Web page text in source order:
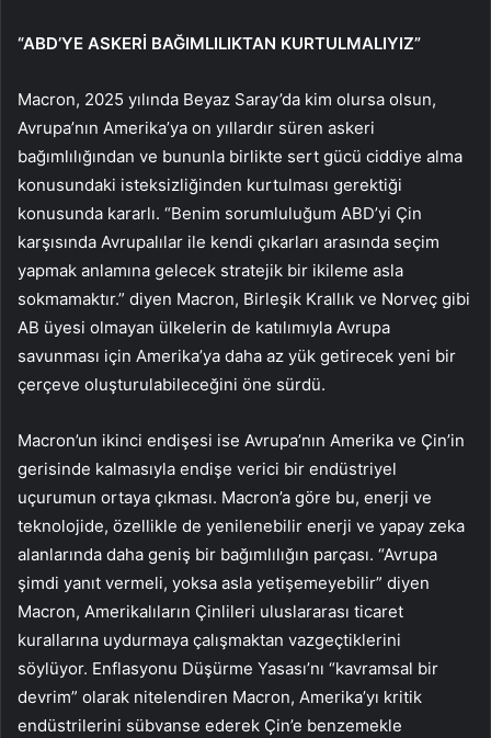
“ABD’YE ASKERİ BAĞIMLILIKTAN KURTULMALIYIZ”
Macron, 2025 yılında Beyaz Saray’da kim olursa olsun,
Avrupa’nın Amerika’ya on yıllardır süren askeri
bağımlılığından ve bununla birlikte sert gücü ciddiye alma
konusundaki isteksizliğinden kurtulması gerektiği
konusunda kararlı. “Benim sorumluluğum ABD’yi Çin
karşısında Avrupalılar ile kendi çıkarları arasında seçim
yapmak anlamına gelecek stratejik bir ikileme asla
sokmamaktır.” diyen Macron, Birleşik Krallık ve Norveç gibi
AB üyesi olmayan ülkelerin de katılımıyla Avrupa
savunması için Amerika’ya daha az yük getirecek yeni bir
çerçeve oluşturulabileceğini öne sürdü.
Macron’un ikinci endişesi ise Avrupa’nın Amerika ve Çin’in
gerisinde kalmasıyla endişe verici bir endüstriyel
uçurumun ortaya çıkması. Macron’a göre bu, enerji ve
teknolojide, özellikle de yenilenebilir enerji ve yapay zeka
alanlarında daha geniş bir bağımlılığın parçası. “Avrupa
şimdi yanıt vermeli, yoksa asla yetişemeyebilir” diyen
Macron, Amerikalıların Çinlileri uluslararası ticaret
kurallarına uydurmaya çalışmaktan vazgeçtiklerini
söylüyor. Enflasyonu Düşürme Yasası’nı “kavramsal bir
devrim” olarak nitelendiren Macron, Amerika’yı kritik
endüstrilerini sübvanse ederek Çin’e benzemekle